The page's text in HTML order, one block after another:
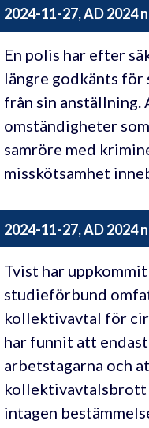
2024-11-27, AD 2024
En polis har efter
längre godkänts för
från sin
omständigheter
samröre med
misskötsamhet
2024-11-27, AD 2024
Tvist har
studieförbund
kollektivavtal för
har funnit att
arbetstagarna och
kollektivavtalsbrott
intagen